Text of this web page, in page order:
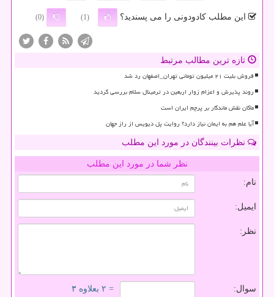
این مطلب کادودونی را می پسندید؟ (1)
(0)
تازه ترین مطالب مرتبط
فروش بلیت ۲۱ میلیون تومانی تهران_اصفهان رد شد
روند پذیرش و اعزام زوار اربعین در ترمینال سلام بررسی گردید
ماکان نقش ماندگار بر پرچم ایران است
آیا علم هم به ایمان نیاز دارد؟ روایت پل دیویس از راز جهان
نظرات بینندگان در مورد این مطلب
نظر شما در مورد این مطلب
نام:
ایمیل:
نظر:
سوال: = ۲ بعلاوه ۳